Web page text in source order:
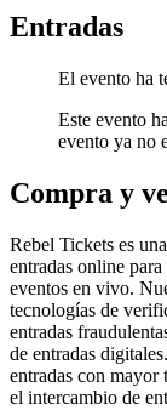
Entradas
El evento ha
Este evento
evento ya no
Compra y
Rebel Tickets es
entradas online
eventos en vivo.
tecnologías de
entradas
de entradas
entradas con mayor
el intercambio de